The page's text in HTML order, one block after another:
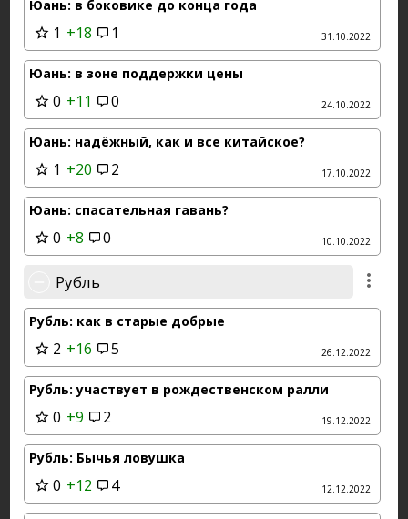
31.10.2022
Юань: в боковике до конца года
1 +18 1
24.10.2022
Юань: в зоне поддержки цены
0 +11 0
17.10.2022
Юань: надёжный, как и все китайское?
1 +20 2
10.10.2022
Юань: спасательная гавань?
0 +8 0
Рубль
26.12.2022
Рубль: как в старые добрые
2 +16 5
19.12.2022
Рубль: участвует в рождественском ралли
0 +9 2
12.12.2022
Рубль: Бычья ловушка
0 +12 4